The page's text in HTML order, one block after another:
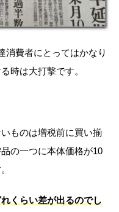
消費者にとってはかなり
時は大打撃です。
ものは増税前に買い揃
の一つに本体価格が10
くらい差が出るのでし